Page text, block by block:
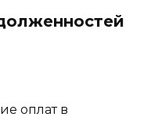
оплат в